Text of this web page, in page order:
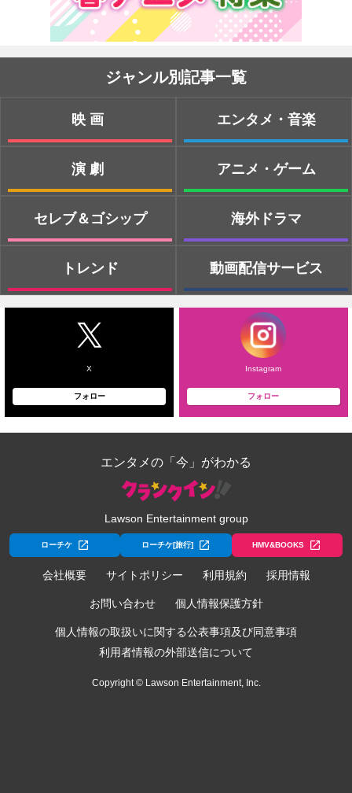
ジャンル別記事一覧
映画
演劇
セレブ＆ゴシップ
トレンド
エンタメ・音楽
アニメ・ゲーム
海外ドラマ
動画配信サービス
X
フォロー
Instagram
フォロー
エンタメの「今」がわかる
Lawson Entertainment group
ローチケ ローチケ[旅行] HMV&BOOKS
会社概要 サイトポリシー 利用規約 採用情報
お問い合わせ 個人情報保護方針
個人情報の取扱いに関する公表事項及び同意事項
利用者情報の外部送信について
Copyright © Lawson Entertainment, Inc.